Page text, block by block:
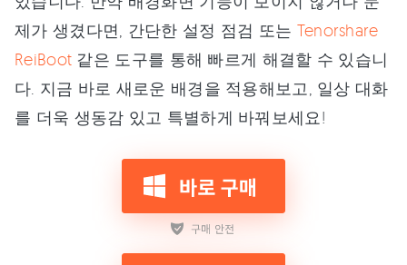
제가 생겼다면, 간단한 설정 점검 또는 Tenorshare
ReiBoot 같은 도구를 통해 빠르게 해결할 수 있습니
다. 지금 바로 새로운 배경을 적용해보고, 일상 대화
를 더욱 생동감 있고 특별하게 바꿔보세요!